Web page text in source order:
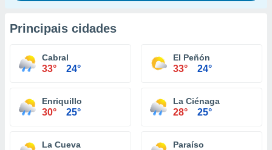
Principais cidades
Cabral
33° 24°
El Peñón
33° 24°
Enriquillo
30° 25°
La Ciénaga
28° 25°
La Cueva Paraíso